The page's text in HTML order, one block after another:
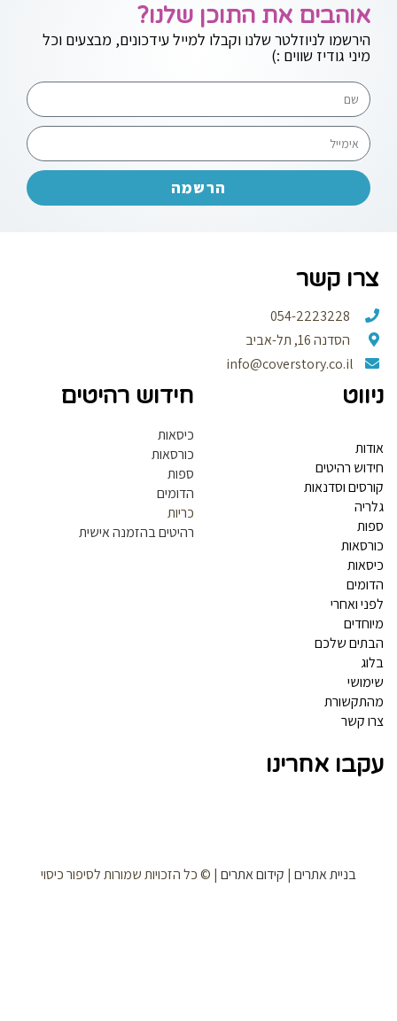
אוהבים את התוכן שלנו?
הירשמו לניוזלטר שלנו וקבלו למייל עידכונים, מבצעים וכל
מיני גודיז שווים :)
הרשמה
קשר
054-2223228
הסדנה 16, תל-אביב
info@coverstory.co.il
רהיטים
וסדנאות
ואחרי
שלכם
קשר
חידוש רהיטים
כיסאות
כורסאות
ספות
הדומים
כריות
רהיטים בהזמנה אישית
אחרינו
בניית אתרים|קידום אתרים| © כל הזכויות שמורות לסיפור כיסוי